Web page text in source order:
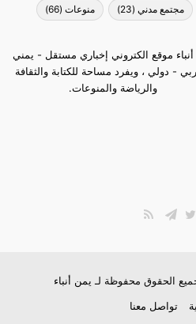
مجتمع مدني (23) منوعات (66)
موقع الكتروني إخباري مستقل - يمني
- دولي ، ويفرد مساحة للكتابة والثقافة
والرياضة والمنوعات.
يمن أنباء
تواصل معنا